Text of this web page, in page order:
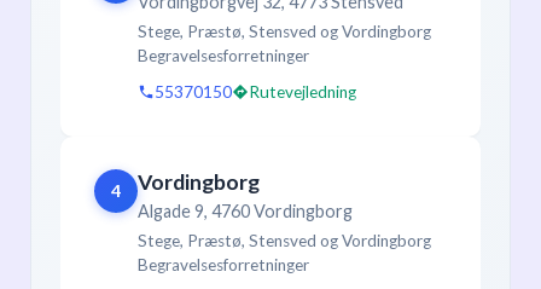
Stege, Præstø, Stensved og Vordingborg
Begravelsesforretninger
55370150
Rutevejledning
4 Vordingborg
Algade 9, 4760 Vordingborg
Stege, Præstø, Stensved og Vordingborg
Begravelsesforretninger